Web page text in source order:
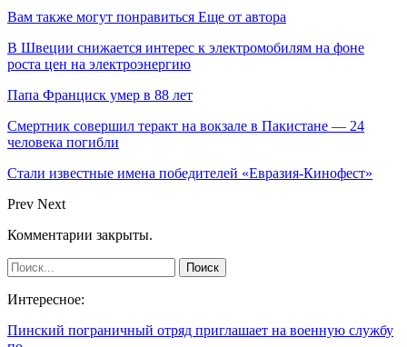
Вам также могут понравиться Еще от автора
В Швеции снижается интерес к электромобилям на фоне
роста цен на электроэнергию
Папа Франциск умер в 88 лет
Смертник совершил теракт на вокзале в Пакистане — 24
человека погибли
Стали известные имена победителей «Евразия-Кинофест»
Prev Next
Комментарии закрыты.
Интересное:
Пинский пограничный отряд приглашает на военную службу